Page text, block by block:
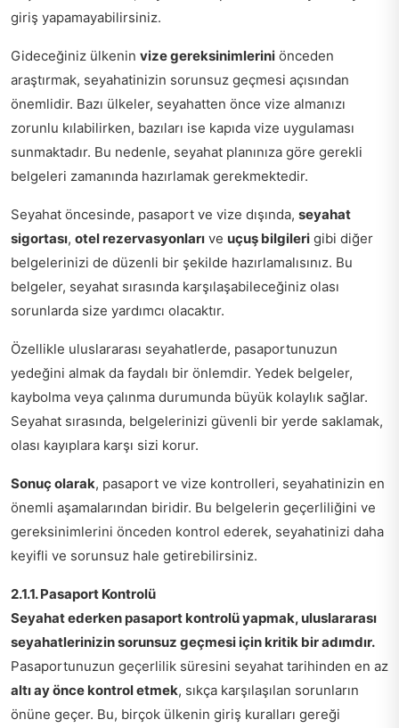
giriş yapamayabilirsiniz.
Gideceğiniz ülkenin vize gereksinimlerini önceden
araştırmak, seyahatinizin sorunsuz geçmesi açısından
önemlidir. Bazı ülkeler, seyahatten önce vize almanızı
zorunlu kılabilirken, bazıları ise kapıda vize uygulaması
sunmaktadır. Bu nedenle, seyahat planınıza göre gerekli
belgeleri zamanında hazırlamak gerekmektedir.
Seyahat öncesinde, pasaport ve vize dışında, seyahat
sigortası, otel rezervasyonları ve uçuş bilgileri gibi diğer
belgelerinizi de düzenli bir şekilde hazırlamalısınız. Bu
belgeler, seyahat sırasında karşılaşabileceğiniz olası
sorunlarda size yardımcı olacaktır.
Özellikle uluslararası seyahatlerde, pasaportunuzun
yedeğini almak da faydalı bir önlemdir. Yedek belgeler,
kaybolma veya çalınma durumunda büyük kolaylık sağlar.
Seyahat sırasında, belgelerinizi güvenli bir yerde saklamak,
olası kayıplara karşı sizi korur.
Sonuç olarak, pasaport ve vize kontrolleri, seyahatinizin en
önemli aşamalarından biridir. Bu belgelerin geçerliliğini ve
gereksinimlerini önceden kontrol ederek, seyahatinizi daha
keyifli ve sorunsuz hale getirebilirsiniz.
2.1.1. Pasaport Kontrolü
Seyahat ederken pasaport kontrolü yapmak, uluslararası
seyahatlerinizin sorunsuz geçmesi için kritik bir adımdır.
Pasaportunuzun geçerlilik süresini seyahat tarihinden en az
altı ay önce kontrol etmek, sıkça karşılaşılan sorunların
önüne geçer. Bu, birçok ülkenin giriş kuralları gereği